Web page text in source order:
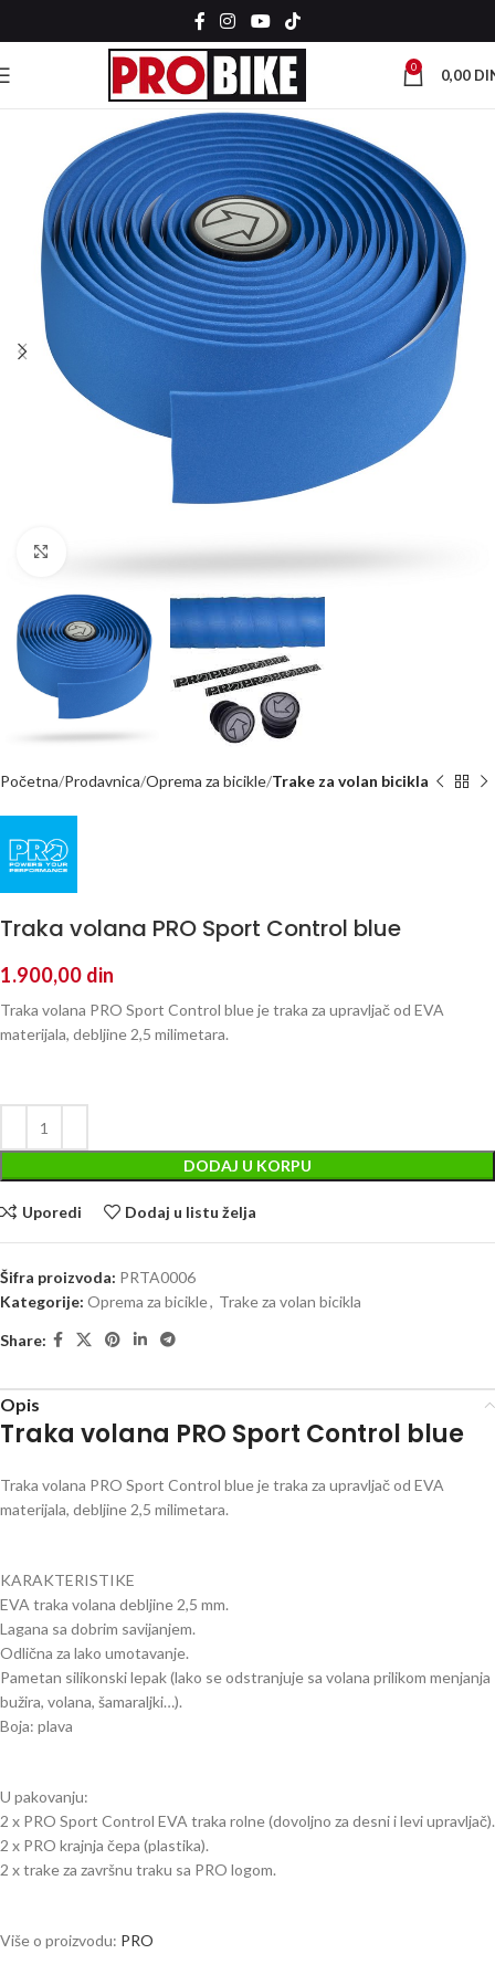
0 0,00
Početna Prodavnica Oprema za bicikle Trake za volan bicikla
Traka volana PRO Sport Control blue
1.900,00 din
Traka volana PRO Sport Control blue je traka za upravljač od EVA
materijala, debljine 2,5 milimetara.
DODAJ U KORPU
Uporedi Dodaj u listu želja
Šifra proizvoda: PRTA0006
Kategorije: Oprema za bicikle, Trake za volan bicikla
Share:
Opis
Traka volana PRO Sport Control blue
Traka volana PRO Sport Control blue je traka za upravljač od EVA
materijala, debljine 2,5 milimetara.
KARAKTERISTIKE
EVA traka volana debljine 2,5 mm.
Lagana sa dobrim savijanjem.
Odlična za lako umotavanje.
Pametan silikonski lepak (lako se odstranjuje sa volana prilikom menjanja
bužira, volana, šamaraljki…).
Boja: plava
U pakovanju:
2 x PRO Sport Control EVA traka rolne (dovoljno za desni i levi upravljač).
2 x PRO krajnja čepa (plastika).
2 x trake za završnu traku sa PRO logom.
Više o proizvodu: PRO